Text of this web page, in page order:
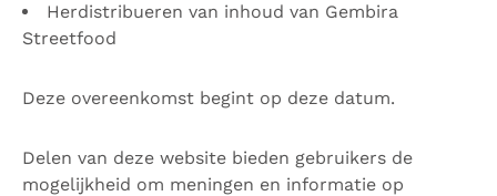
Herdistribueren van inhoud van Gembira
Streetfood
Deze overeenkomst begint op deze datum.
Delen van deze website bieden gebruikers de
mogelijkheid om meningen en informatie op